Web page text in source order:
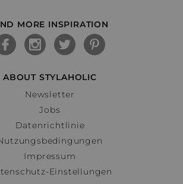
MORE INSPIRATION
ABOUT STYLAHOLIC
Newsletter
Jobs
Datenrichtlinie
Impressum
Einstellungen